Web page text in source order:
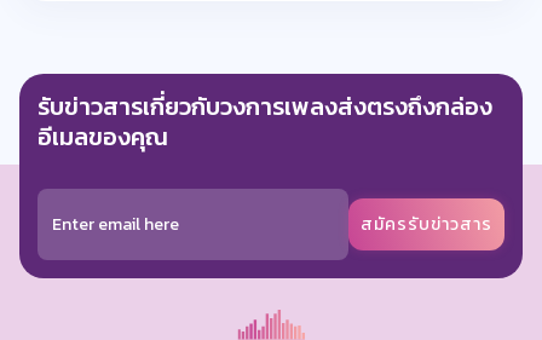
รับข่าวสารเกี่ยวกับวงการเพลงส่งตรงถึงกล่อง
อีเมลของคุณ
สมัครรับข่าวสาร